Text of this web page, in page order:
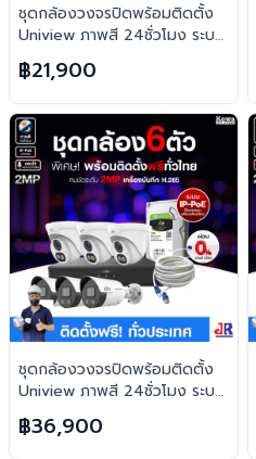
ชุดกล้องวงจรปิดพร้อมติดตั้ง
Uniview ภาพสี 24ชั่วโมง ระบบ
IP-PoE จำนวน 2 ตัว ความคม
ชัด 2MP บันทึกภาพพร้อมเสียง
และตอบโต้2ทิศทาง
฿21,900
ชุดกล้องวงจรปิดพร้อมติดตั้ง
Uniview ภาพสี 24ชั่วโมง ระบบ
IP-PoE จำนวน 6 ตัว ความคม
ชัด 2MP บันทึกภาพพร้อมเสียง
฿36,900